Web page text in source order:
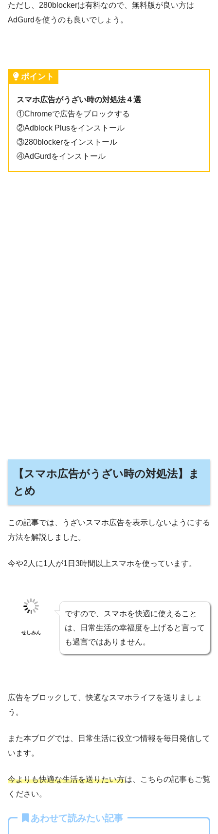
ただし、280blockerは有料なので、無料版が良い方は
AdGurdを使うのも良いでしょう。
ポイント
スマホ広告がうざい時の対処法４選
①Chromeで広告をブロックする
②Adblock Plusをインストール
③280blockerをインストール
④AdGurdをインストール
【スマホ広告がうざい時の対処法】ま
とめ
この記事では、うざいスマホ広告を表示しないようにする
方法を解説しました。
今や2人に1人が1日3時間以上スマホを使っています。
せしみん
ですので、スマホを快適に使えること
は、日常生活の幸福度を上げると言って
も過言ではありません。
広告をブロックして、快適なスマホライフを送りましょ
う。
また本ブログでは、日常生活に役立つ情報を毎日発信して
います。
今よりも快適な生活を送りたい方は、こちらの記事もご覧
ください。
あわせて読みたい記事